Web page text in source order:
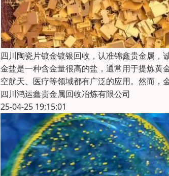
四川陶瓷片镀金镀银回收，认准锦鑫贵金属，
金盐是一种含金量很高的盐，通常用于提炼黄
空航天、医疗等领域都有广泛的应用。然而，
四川鸿运鑫贵金属回收冶炼有限公司
25-04-25 19:15:01